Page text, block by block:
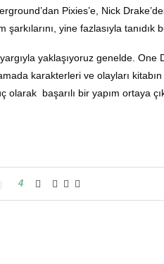
Pixies’e, Nick
yine fazlasıyla tanıdık
yaklaşıyoruz genelde. One
karakterleri ve olayları
başarılı bir yapım ortaya
4